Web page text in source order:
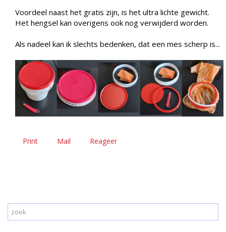
Voordeel naast het gratis zijn, is het ultra lichte gewicht.
Het hengsel kan overigens ook nog verwijderd worden.
Als nadeel kan ik slechts bedenken, dat een mes scherp is...
Print Mail Reageer